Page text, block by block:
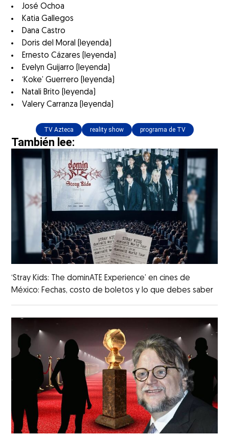
José Ochoa
Katia Gallegos
Dana Castro
Doris del Moral (leyenda)
Ernesto Cázares (leyenda)
Evelyn Guijarro (leyenda)
‘Koke’ Guerrero (leyenda)
Natali Brito (leyenda)
Valery Carranza (leyenda)
TV Azteca reality show programa de TV
También lee:
‘Stray Kids: The dominATE Experience’ en cines de
México: Fechas, costo de boletos y lo que debes saber